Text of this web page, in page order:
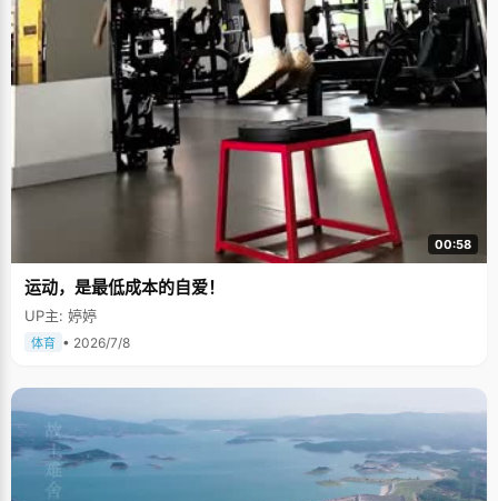
00:58
运动，是最低成本的自爱！
UP主: 婷婷
体育 • 2026/7/8